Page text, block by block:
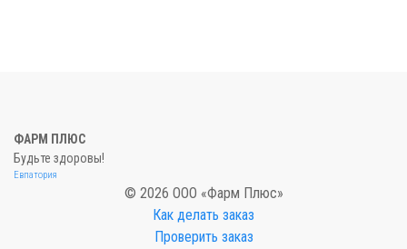
ФАРМ ПЛЮС
Будьте здоровы!
Евпатория
© 2026 ООО «Фарм Плюс»
Как делать заказ
Проверить заказ